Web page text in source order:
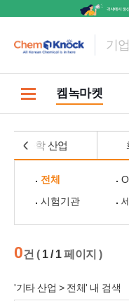
켐녹마켓
화학 산업
전체
시험기관
0건 ( 1 / 1페이지 )
'기타 산업 > 전체' 내 검색